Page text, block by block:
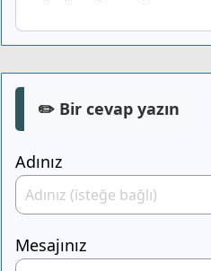
✏️ Bir cevap yazın
Adınız
Mesajınız